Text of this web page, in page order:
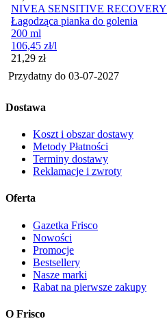
NIVEA SENSITIVE RECOVERY
Łagodząca pianka do golenia
200 ml
106,45 zł/l
Cena
21,29 zł
Przydatny do 03-07-2027
Dostawa
Koszt i obszar dostawy
Metody Płatności
Terminy dostawy
Reklamacje i zwroty
Oferta
Gazetka Frisco
Nowości
Promocje
Bestsellery
Nasze marki
Rabat na pierwsze zakupy
O Frisco